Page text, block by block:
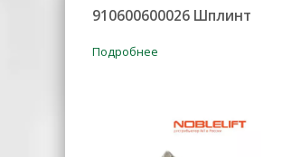
910600600026 Шплинт
Подробнее